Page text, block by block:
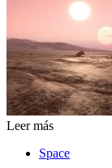
Leer más
Space